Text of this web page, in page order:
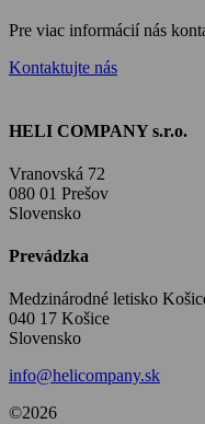
Pre viac informácií nás
Kontaktujte nás
HELI COMPANY s.r.o.
Vranovská 72
080 01 Prešov
Slovensko
Prevádzka
Medzinárodné letisko
040 17 Košice
Slovensko
info@helicompany.sk
©2026